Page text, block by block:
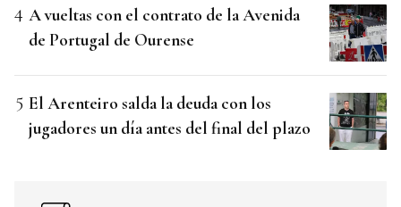
A vueltas con el contrato de la Avenida
de Portugal de Ourense
El Arenteiro salda la deuda con los
jugadores un día antes del final del plazo